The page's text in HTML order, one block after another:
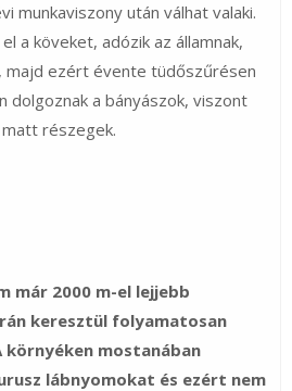
munkaviszony után válhat valaki.
a köveket, adózik az államnak,
ezért évente tüdőszűrésen
a bányászok, viszont
részegek.
már 2000 m-el lejjebb
keresztül folyamatosan
környéken mostanában
lábnyomokat és ezért nem